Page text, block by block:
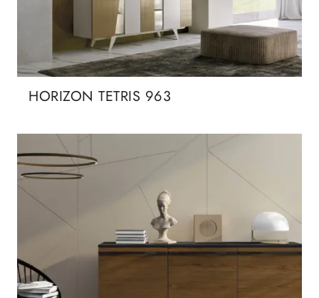
HORIZON TETRIS 963